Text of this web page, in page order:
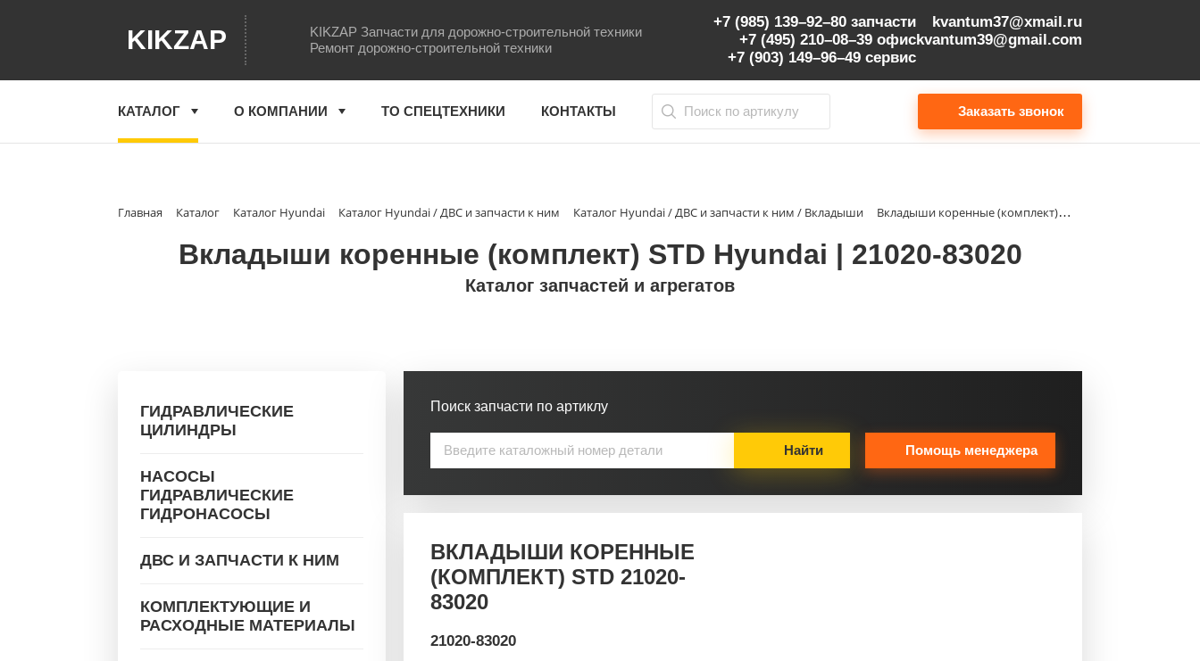
KIKZAP
KIKZAP Запчасти для дорожно-строительной техники
Ремонт дорожно-строительной техники
+7 (985) 139–92–80 запчасти
+7 (495) 210–08–39 офис
+7 (903) 149–96–49 сервис
kvantum37@xmail.ru
kvantum39@gmail.com
КАТАЛОГ О КОМПАНИИ ТО СПЕЦТЕХНИКИ КОНТАКТЫ Заказать звонок
Главная Каталог Каталог Hyundai Каталог Hyundai / ДВС и запчасти к ним Каталог Hyundai / ДВС и запчасти к ним / Вкладыши Вкладыши коренные (комплект) STD Hyundai | 21020-83020
Вкладыши коренные (комплект) STD Hyundai | 21020-83020
Каталог запчастей и агрегатов
ГИДРАВЛИЧЕСКИЕ
ЦИЛИНДРЫ
НАСОСЫ
ГИДРАВЛИЧЕСКИЕ
ГИДРОНАСОСЫ
ДВС И ЗАПЧАСТИ К НИМ
КОМПЛЕКТУЮЩИЕ И
РАСХОДНЫЕ МАТЕРИАЛЫ
Поиск запчасти по артиклу
Найти Помощь менеджера
ВКЛАДЫШИ КОРЕННЫЕ
(КОМПЛЕКТ) STD 21020-
83020
21020-83020